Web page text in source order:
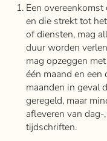
Een
en die strekt tot
of diensten, mag
duur worden
mag opzeggen
één maand en
maanden in geval
geregeld, maar
afleveren van
tijdschriften.